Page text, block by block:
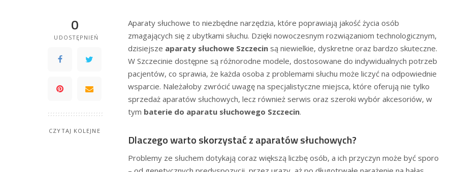
0
UDOSTĘPNIEŃ
CZYTAJ KOLEJNE
Aparaty słuchowe to niezbędne narzędzia, które poprawiają jakość życia osób
zmagających się z ubytkami słuchu. Dzięki nowoczesnym rozwiązaniom technologicznym,
dzisiejsze aparaty słuchowe Szczecin są niewielkie, dyskretne oraz bardzo skuteczne.
W Szczecinie dostępne są różnorodne modele, dostosowane do indywidualnych potrzeb
pacjentów, co sprawia, że każda osoba z problemami słuchu może liczyć na odpowiednie
wsparcie. Należałoby zwrócić uwagę na specjalistyczne miejsca, które oferują nie tylko
sprzedaż aparatów słuchowych, lecz również serwis oraz szeroki wybór akcesoriów, w
tym baterie do aparatu słuchowego Szczecin.
Dlaczego warto skorzystać z aparatów słuchowych?
Problemy ze słuchem dotykają coraz większą liczbę osób, a ich przyczyn może być sporo